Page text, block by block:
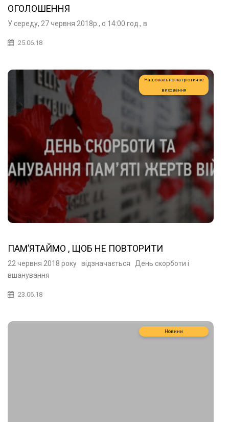
ОГОЛОШЕННЯ
У середу, 27 червня 2018р., о 14:00 год., в
25.06.18
Національно-патріотичне
виховання
ПАМ’ЯТАЙМО , ЩОБ НЕ ПОВТОРИТИ
22 червня 2018 року відзначається День скорботи і
вшанування
23.06.18
Новини